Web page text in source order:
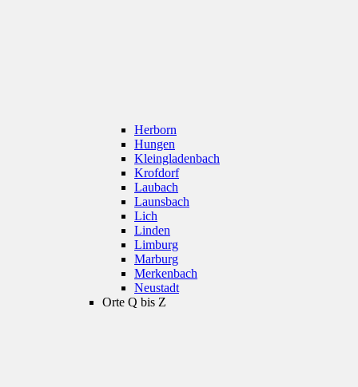
Herborn
Hungen
Kleingladenbach
Krofdorf
Laubach
Launsbach
Lich
Linden
Limburg
Marburg
Merkenbach
Neustadt
Orte Q bis Z